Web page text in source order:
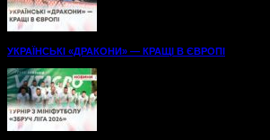
УКРАЇНСЬКІ «ДРАКОНИ» — КРАЩІ В ЄВРОПІ